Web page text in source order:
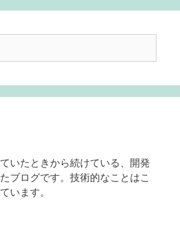
いたときから続けている、開発
ブログです。技術的なことはこ
います。